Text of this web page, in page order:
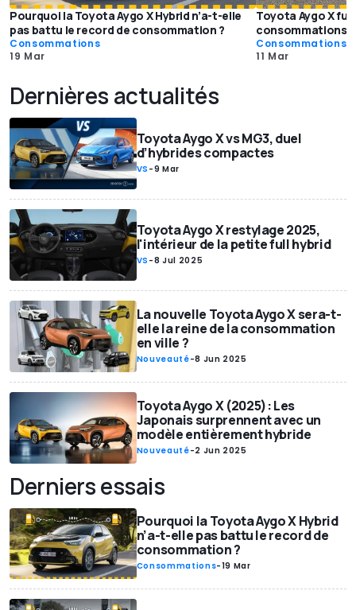
Pourquoi la Toyota Aygo X Hybrid n’a-t-elle
pas battu le record de consommation ?
Consommations
19 Mar
Toyota Aygo X
consommations
Consommations
11 Mar
Dernières actualités
Toyota Aygo X vs MG3, duel
d’hybrides compactes
VS -9 Mar
Toyota Aygo X restylage 2025,
l'intérieur de la petite full hybrid
VS -8 Jul 2025
La nouvelle Toyota Aygo X sera-t-
elle la reine de la consommation
en ville ?
Nouveauté-8 Jun 2025
Toyota Aygo X (2025): Les
Japonais surprennent avec un
modèle entièrement hybride
Nouveauté-2 Jun 2025
Derniers essais
Pourquoi la Toyota Aygo X Hybrid
n’a-t-elle pas battu le record de
consommation ?
Consommations-19 Mar